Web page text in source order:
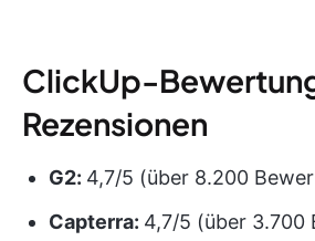
ClickUp-
Rezensionen
G2: 4,7/5 (über 8.200
Capterra: 4,7/5 (über 3.700